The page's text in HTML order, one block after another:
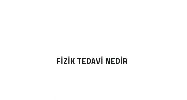
FIZIK TEDAVI NEDIR